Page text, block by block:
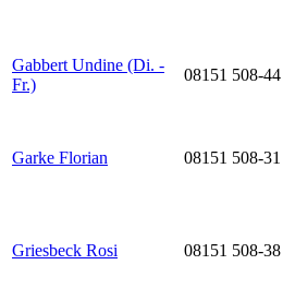
Gabbert Undine (Di. -
Fr.)
08151 508-44
Garke Florian 08151 508-31
Griesbeck Rosi 08151 508-38